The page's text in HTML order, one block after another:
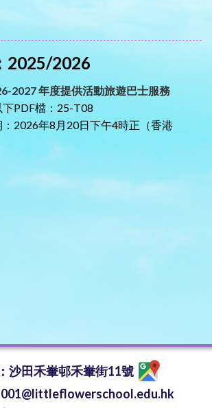
2025/2026
2027 年度提供活動旅遊巴士服務
PDF檔： 25-T08
2026年8月20日下午4時正（香港
沙田禾輋邨禾輋街11號
001@littleflowerschool.edu.hk